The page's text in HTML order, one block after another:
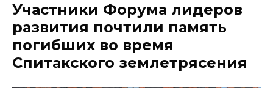
Участники Форума лидеров
развития почтили память
погибших во время
Спитакского землетрясения